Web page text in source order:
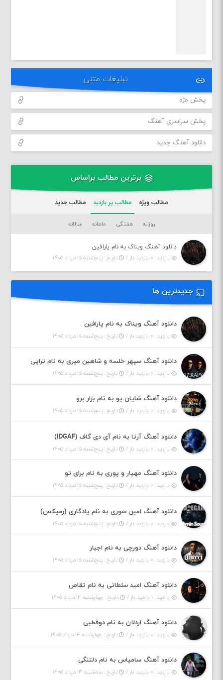
تبلیغات متنی
پخش مژه
پخش سراسری آهنگ
دانلود آهنگ جدید
برترین مطالب براساس
مطالب ویژه مطالب پر بازدید مطالب جدید
روزانه هفتگی ماهانه سالانه
دانلود آهنگ ویناک به نام پارافین
بازدید : ۰ بازدید بار /
تاریخ : پنج‌شنبه ۱۵ مرداد ۱۴۰۵
جدیدترین ها
دانلود آهنگ ویناک به نام پارافین
بازدید : ۰ بازدید بار / تاریخ : پنج‌شنبه ۱۵ مرداد ۱۴۰۵
دانلود آهنگ سپهر خلسه و شاهین میری به نام تراپی
بازدید : ۰ بازدید بار / تاریخ : پنج‌شنبه ۱۵ مرداد ۱۴۰۵
دانلود آهنگ شایان یو به نام بزار برو
بازدید : ۰ بازدید بار / تاریخ : پنج‌شنبه ۱۵ مرداد ۱۴۰۵
دانلود آهنگ آرتا به نام آی دی گاف (IDGAF)
بازدید : ۰ بازدید بار / تاریخ : پنج‌شنبه ۱۵ مرداد ۱۴۰۵
دانلود آهنگ مهیار و پوری به نام برای تو
بازدید : ۰ بازدید بار / تاریخ : پنج‌شنبه ۱۵ مرداد ۱۴۰۵
دانلود آهنگ امین سوری به نام یادگاری (رمیکس)
بازدید : ۰ بازدید بار / تاریخ : پنج‌شنبه ۱۵ مرداد ۱۴۰۵
دانلود آهنگ دورچی به نام اجبار
بازدید : ۰ بازدید بار / تاریخ : پنج‌شنبه ۱۵ مرداد ۱۴۰۵
دانلود آهنگ امید سلطانی به نام تقاص
بازدید : ۱ بازدید بار / تاریخ : چهارشنبه ۱۴ مرداد ۱۴۰۵
دانلود آهنگ اردلان به نام دوقطبی
بازدید : ۰ بازدید بار / تاریخ : چهارشنبه ۱۴ مرداد ۱۴۰۵
دانلود آهنگ سامیاس به نام دلتنگی
بازدید : ۰ بازدید بار / تاریخ : سه‌شنبه ۱۳ مرداد ۱۴۰۵